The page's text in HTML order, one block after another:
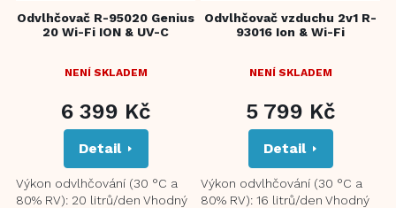
Odvlhčovač R-95020 Genius
20 Wi-Fi ION & UV-C
NENÍ SKLADEM
6 399 Kč
Detail
Výkon odvlhčování (30 °C a
80% RV): 20 litrů/den Vhodný
Odvlhčovač vzduchu 2v1 R-
93016 Ion & Wi-Fi
NENÍ SKLADEM
5 799 Kč
Detail
Výkon odvlhčování (30 °C a
80% RV): 16 litrů/den Vhodný